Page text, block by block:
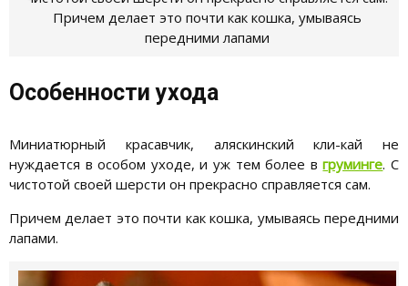
Причем делает это почти как кошка, умываясь
передними лапами
Особенности ухода
Миниатюрный красавчик, аляскинский кли-кай не
нуждается в особом уходе, и уж тем более вгруминге. С
чистотой своей шерсти он прекрасно справляется сам.
Причем делает это почти как кошка, умываясь передними
лапами.